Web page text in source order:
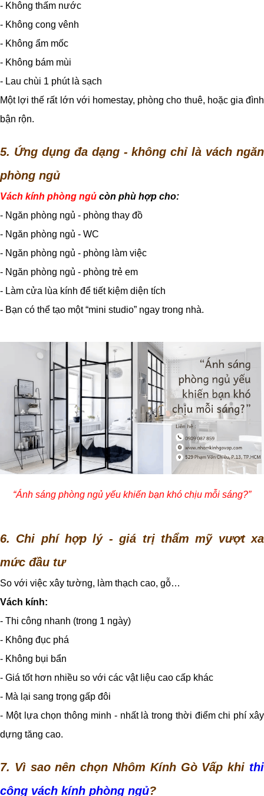
- Không thấm nước
- Không cong vênh
- Không ẩm mốc
- Không bám mùi
- Lau chùi 1 phút là sạch
Một lợi thế rất lớn với homestay, phòng cho thuê, hoặc gia đình
bận rộn.
5. Ứng dụng đa dạng - không chỉ là vách ngăn
phòng ngủ
Vách kính phòng ngủ còn phù hợp cho:
- Ngăn phòng ngủ - phòng thay đồ
- Ngăn phòng ngủ - WC
- Ngăn phòng ngủ - phòng làm việc
- Ngăn phòng ngủ - phòng trẻ em
- Làm cửa lùa kính để tiết kiệm diện tích
- Bạn có thể tạo một “mini studio” ngay trong nhà.
“Ánh sáng phòng ngủ yếu khiến bạn khó chịu mỗi sáng?”
6. Chi phí hợp lý - giá trị thẩm mỹ vượt xa
mức đầu tư
So với việc xây tường, làm thạch cao, gỗ…
Vách kính:
- Thi công nhanh (trong 1 ngày)
- Không đục phá
- Không bụi bẩn
- Giá tốt hơn nhiều so với các vật liệu cao cấp khác
- Mà lại sang trọng gấp đôi
- Một lựa chọn thông minh - nhất là trong thời điểm chi phí xây
dựng tăng cao.
7. Vì sao nên chọn Nhôm Kính Gò Vấp khi thi
công vách kính phòng ngủ?